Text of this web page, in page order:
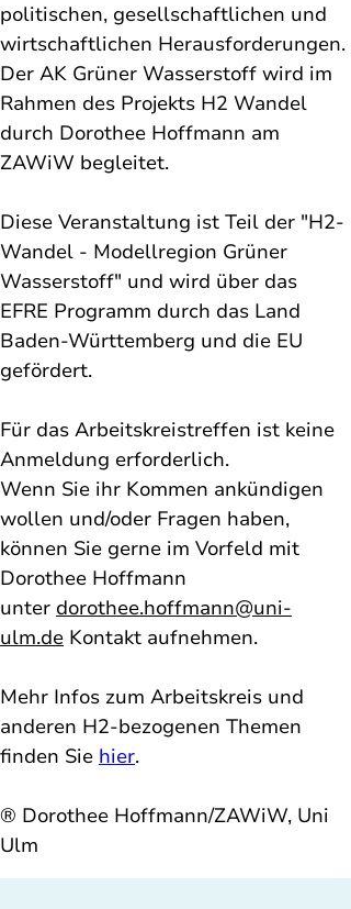
politischen, gesellschaftlichen und
wirtschaftlichen Herausforderungen.
Der AK Grüner Wasserstoff wird im
Rahmen des Projekts H2 Wandel
durch Dorothee Hoffmann am
ZAWiW begleitet.
Diese Veranstaltung ist Teil der "H2-
Wandel - Modellregion Grüner
Wasserstoff" und wird über das
EFRE Programm durch das Land
Baden-Württemberg und die EU
gefördert.
Für das Arbeitskreistreffen ist keine
Anmeldung erforderlich.
Wenn Sie ihr Kommen ankündigen
wollen und/oder Fragen haben,
können Sie gerne im Vorfeld mit
Dorothee Hoffmann
unter dorothee.hoffmann@uni-
ulm.de Kontakt aufnehmen.
Mehr Infos zum Arbeitskreis und
anderen H2-bezogenen Themen
finden Sie hier.
® Dorothee Hoffmann/ZAWiW, Uni
Ulm